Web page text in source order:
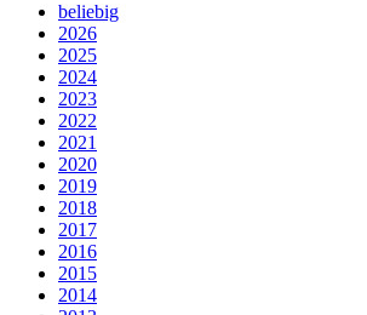
beliebig
2026
2025
2024
2023
2022
2021
2020
2019
2018
2017
2016
2015
2014